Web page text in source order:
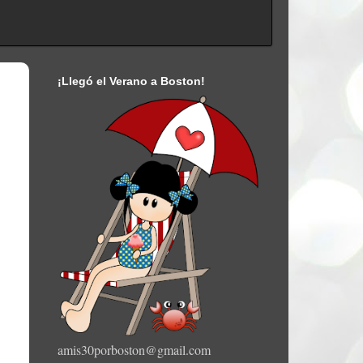
¡Llegó el Verano a Boston!
amis30porboston@gmail.com